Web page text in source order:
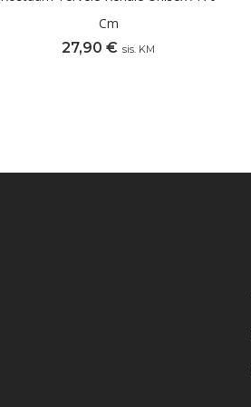
Cm
27,90 € sis. KM